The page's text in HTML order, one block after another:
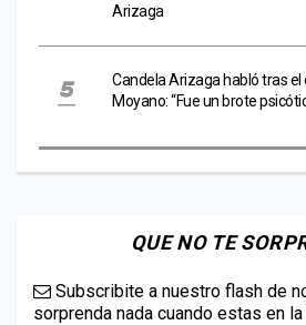
Arizaga
Candela Arizaga habló tras el
Moyano: “Fue un brote
QUE NO TE
Subscribite a nuestro flash de
sorprenda nada cuando estas en